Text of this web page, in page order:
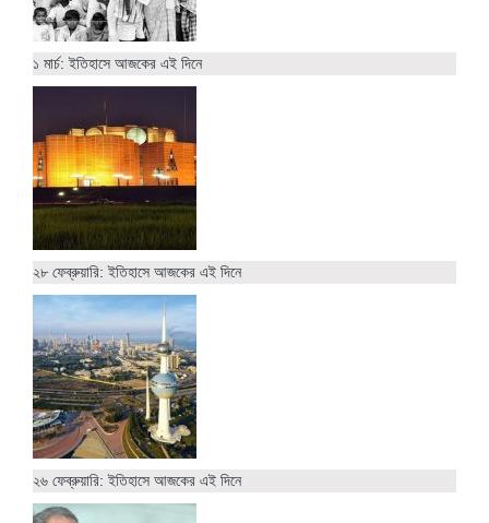
১ মার্চ: ইতিহাসে আজকের এই দিনে
২৮ ফেব্রুয়ারি: ইতিহাসে আজকের এই দিনে
২৬ ফেব্রুয়ারি: ইতিহাসে আজকের এই দিনে